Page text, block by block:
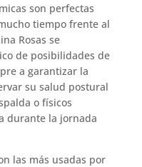
son perfectas
tiempo frente al
Rosas se
de posibilidades de
a garantizar la
su salud postural
o físicos
durante la jornada
las más usadas por